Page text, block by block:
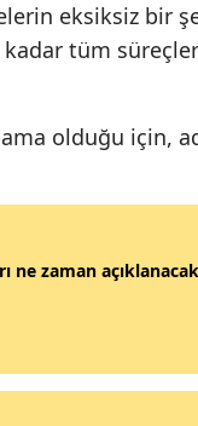
eksiksiz bir
kadar tüm
olduğu için,
ne zaman